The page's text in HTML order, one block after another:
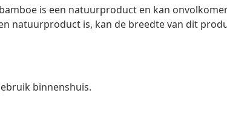
is een natuurproduct en kan
natuurproduct is, kan de breedte van dit
binnenshuis.